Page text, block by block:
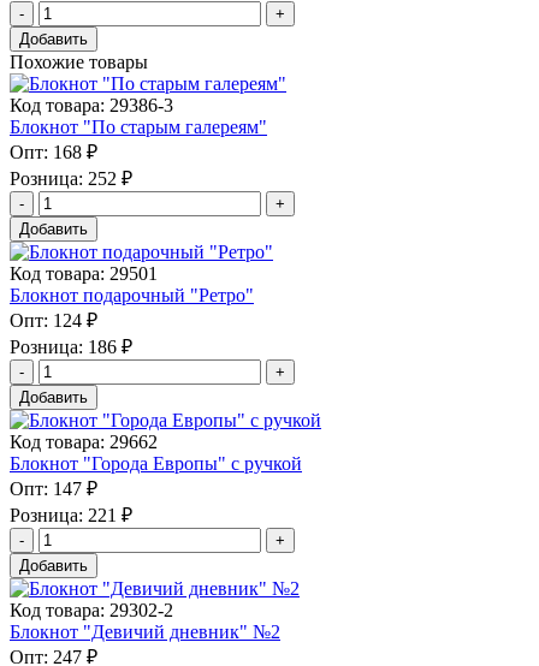
Добавить
Похожие товары
Код товара: 29386-3
Блокнот "По старым галереям"
Опт: 168 ₽
Розница: 252 ₽
Добавить
Код товара: 29501
Блокнот подарочный "Ретро"
Опт: 124 ₽
Розница: 186 ₽
Добавить
Код товара: 29662
Блокнот "Города Европы" с ручкой
Опт: 147 ₽
Розница: 221 ₽
Добавить
Код товара: 29302-2
Блокнот "Девичий дневник" №2
Опт: 247 ₽